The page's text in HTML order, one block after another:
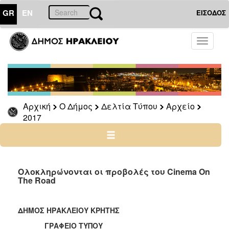
GR EN ΕΙΣΟΔΟΣ
Toggle
Αρχική Ο Δήμος Δελτία Τύπου
Αρχείο
2017
ΔΗΜΟΣ
Δελτία
Τύπου
Αρχείο
2026
2025
2022
2021
2019
2018
Ολοκληρώνονται οι προβολές του Cinema On
The Road
ΔΗΜΟΣ ΗΡΑΚΛΕΙΟΥ ΚΡΗΤΗΣ
ΓΡΑΦΕΙΟ ΤΥΠΟΥ